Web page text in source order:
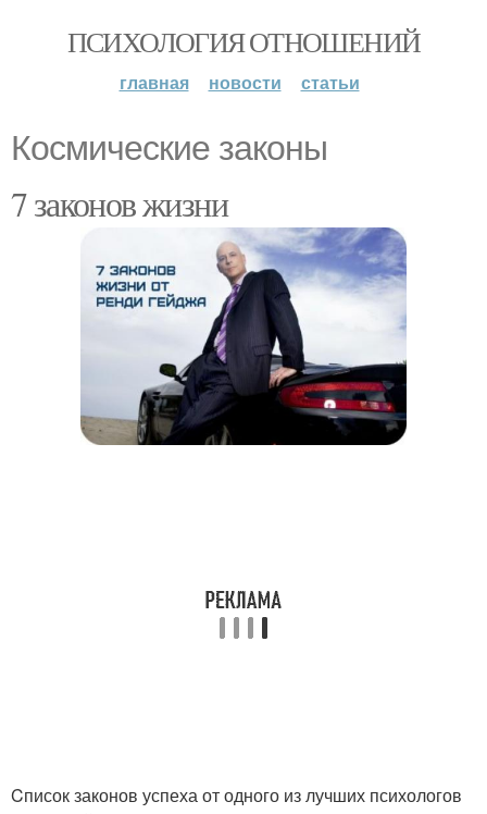
ПСИХОЛОГИЯ ОТНОШЕНИЙ
главная новости статьи
Космические законы
7 законов жизни
Cписок законов успеха от одного из лучших психологов